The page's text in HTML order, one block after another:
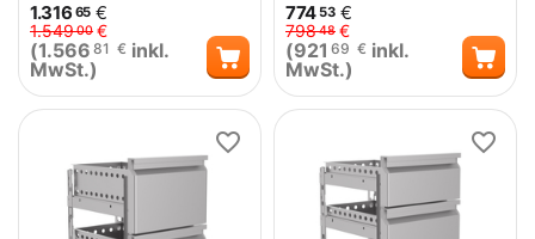
1.316 65 €
1.54900 €
(1.566 81 € inkl.
MwSt.)
77453 €
79848 €
(921 69 € inkl.
MwSt.)